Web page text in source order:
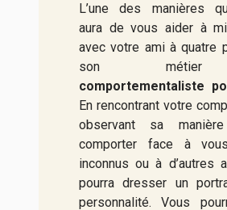
L’une des manières
aura de vous aider à
avec votre ami à quatre
son
comportementaliste
En rencontrant votre
observant sa
comporter face à
inconnus ou à d’autres
pourra dresser un
personnalité. Vous